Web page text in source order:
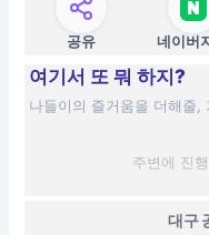
공유 네이버
여기서 또 뭐 하지?
나들이의 즐거움을 더해줄,
주변에 진
대구